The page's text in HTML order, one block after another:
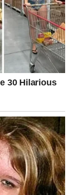
može donijeti
korak.
želi budućnost
novo
života.